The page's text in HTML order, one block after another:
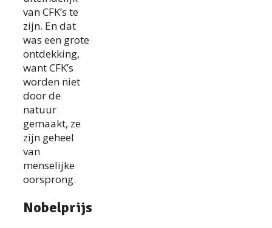
van CFK’s te
zijn. En dat
was een grote
ontdekking,
want CFK’s
worden niet
door de
natuur
gemaakt, ze
zijn geheel
van
menselijke
oorsprong.
Nobelprijs